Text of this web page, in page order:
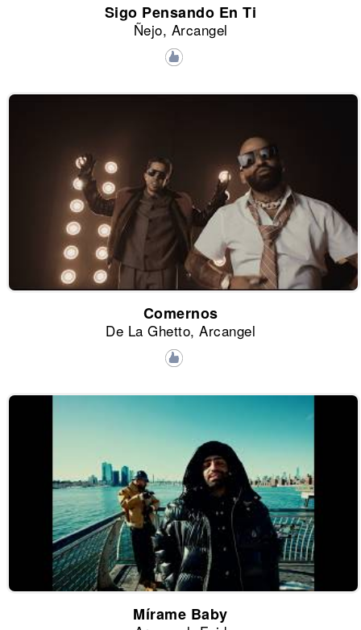
Sigo Pensando En Ti
Ñejo, Arcangel
Comernos
De La Ghetto, Arcangel
Mírame Baby